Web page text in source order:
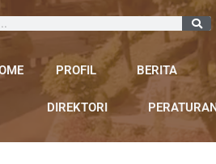
PROFIL BERITA
DIREKTORI